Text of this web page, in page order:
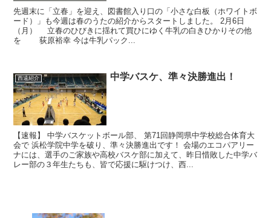
先週末に「立春」を迎え、図書館入り口の「小さな白板（ホワイトボ
ード）」も今週は春のうたの紹介からスタートしました。 2月6日
（月） 立春のひびきに揺れて買ひにゆく牛乳の白きひかりその他
を 荻原裕幸 今は牛乳パック...
西遠紹介 中学バスケ、準々決勝進出！
【速報】 中学バスケットボール部、 第71回静岡県中学校総合体育大
会で 浜松学院中学を破り、準々決勝進出です！ 会場のエコパアリー
ナには、選手のご家族や高校バスケ部に加えて、昨日惜敗した中学バ
レー部の３年生たちも、皆で応援に駆けつけ、西...